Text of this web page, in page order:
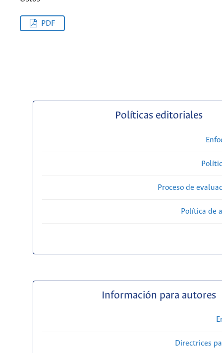
PDF
Políticas editoriales
Proceso de
Política de
Información para autores
Directrices